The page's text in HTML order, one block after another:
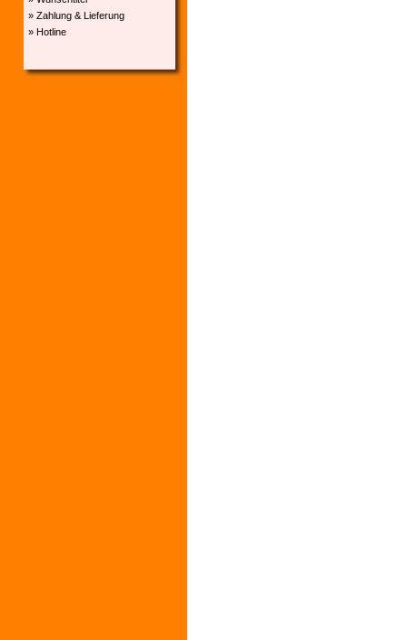
» Zahlung & Lieferung
» Hotline